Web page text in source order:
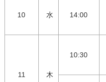
10 水 14:00
11 木
10:30